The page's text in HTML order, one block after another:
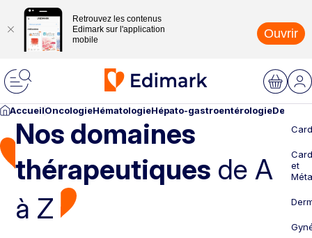
Retrouvez les contenus
Edimark sur l'application
mobile
Ouvrir
AccueilOncologieHématologieHépato-gastroentérologie
Nos domaines
thérapeutiques de A
à Z
et